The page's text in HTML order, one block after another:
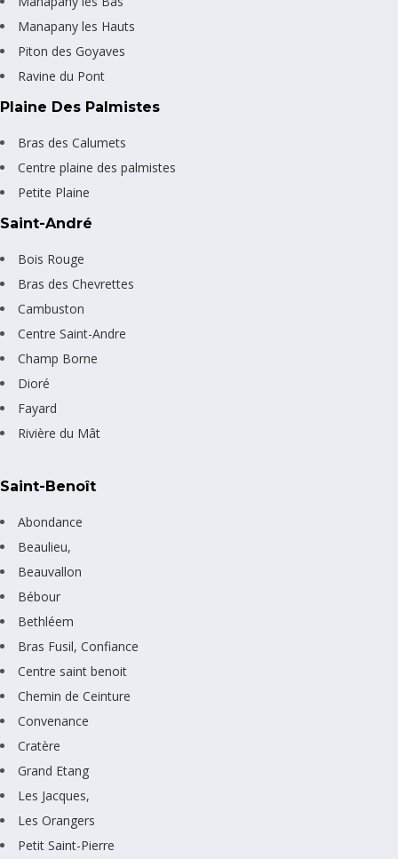
Manapany les Hauts
Piton des Goyaves
Ravine du Pont
Plaine Des Palmistes
Bras des Calumets
Centre plaine des palmistes
Petite Plaine
Saint-André
Bois Rouge
Bras des Chevrettes
Cambuston
Centre Saint-Andre
Champ Borne
Dioré
Fayard
Rivière du Mât
Saint-Benoît
Abondance
Beaulieu,
Beauvallon
Bébour
Bethléem
Bras Fusil, Confiance
Centre saint benoit
Chemin de Ceinture
Convenance
Cratère
Grand Etang
Les Jacques,
Les Orangers
Petit Saint-Pierre